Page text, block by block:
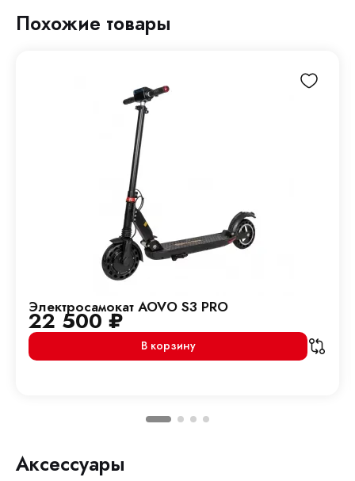
Похожие товары
Электросамокат AOVO S3 PRO
22 500₽
В корзину
Аксессуары